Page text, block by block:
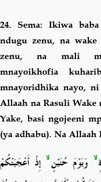
24. Sema: Ikiwa
ndugu zenu, na wake
zenu, na mali
mnayoikhofia
mnayoridhika nayo,
Allaah na Rasuli Wake
Yake, basi ngojeeni
(ya adhabu). Na
ۙ وَيَوْمَ حُنَيْنٍۙ إِذْ أَعْجَبَتْكُمْ